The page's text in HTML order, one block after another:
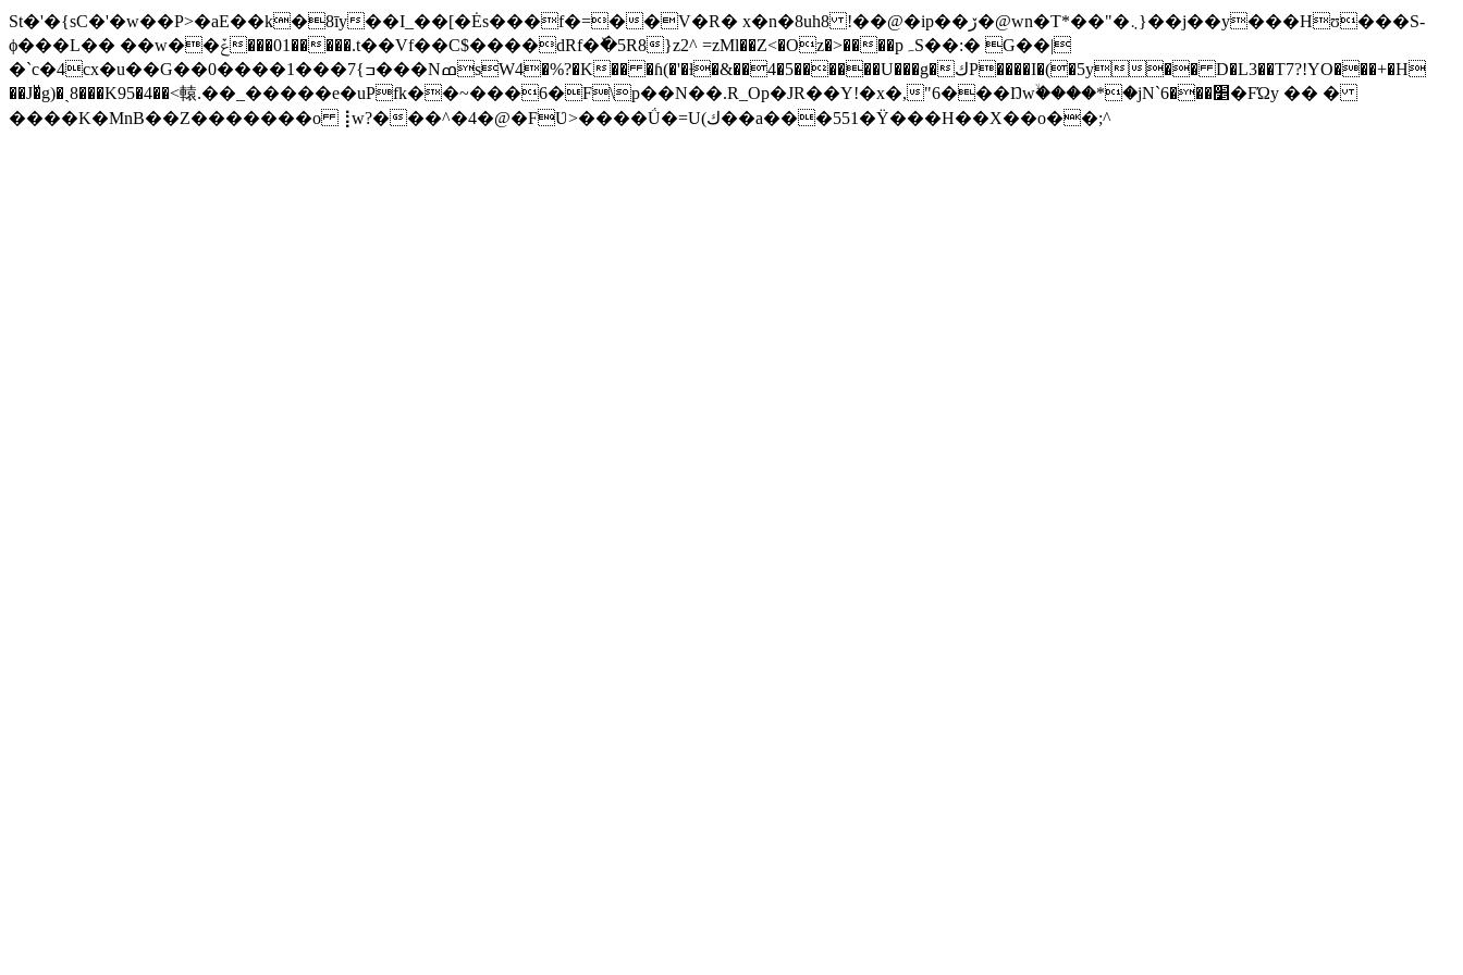
St�'�{sC�'�w��P>�aE��k�8īy��I_��[�Ės���f�=��V�R� x�n�8uh8 !��@�ip��ڒ�@wn�T*��"�܆}��j��y���Hʊ���S-
ϕ���L�� ��w��ݞ���01�����.t��Vf��C$����dRf�ٚ�5R8}z2^ =zMl��Z<�Oz�>����pہS��:� G��|
�`c�4cx�u��G��0����ߏ}7���1���NߘsW4�%?�K�� �ɦ(�'�ƚ�&��4�5������U���g�كP����I�(�5y�� D�L3��T7?!YO���+�H
��J�ͮg)�ˏ8���K95�4��<轅.��_�����e�uPfk��~���6�F\p��N��.R_Op�JR��Y!�x�,"6���Ŋwۙ����*�jN`׵���6�FΏy �� �
����K�MnB��Z�������o ⢸w?���^�4�@�FƲ>����Ǘ�=U(ك��a���551�Ϋ���H��X��o��;^